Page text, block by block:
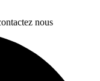
nous